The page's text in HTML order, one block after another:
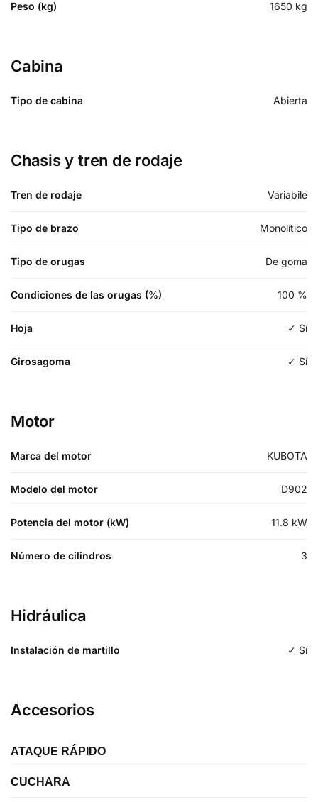
Peso (kg) 1650 kg
Cabina
Tipo de cabina Abierta
Chasis y tren de rodaje
Tren de rodaje Variabile
Tipo de brazo Monolítico
Tipo de orugas De goma
Condiciones de las orugas (%) 100 %
Hoja ✓ Sí
Girosagoma ✓ Sí
Motor
Marca del motor KUBOTA
Modelo del motor D902
Potencia del motor (kW) 11.8 kW
Número de cilindros 3
Hidráulica
Instalación de martillo ✓ Sí
Accesorios
ATAQUE RÁPIDO
Etiqueta
CUCHARA